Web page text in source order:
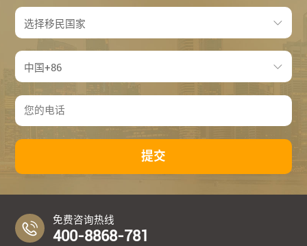
提交
免费咨询热线
400-8868-781